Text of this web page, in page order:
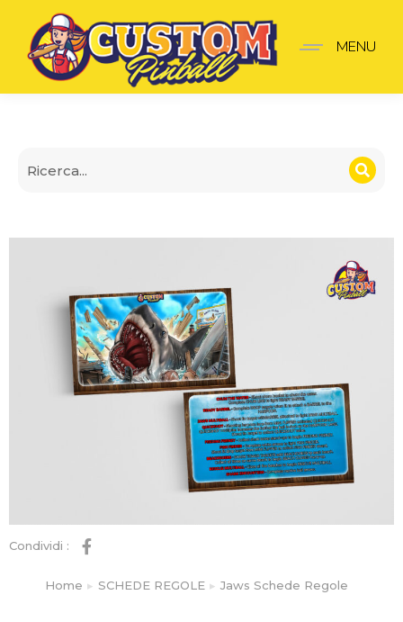
Jaws Schede Regole
MENU
Condividi :
Tu sei qui:
Home SCHEDE REGOLE Jaws Schede Regole